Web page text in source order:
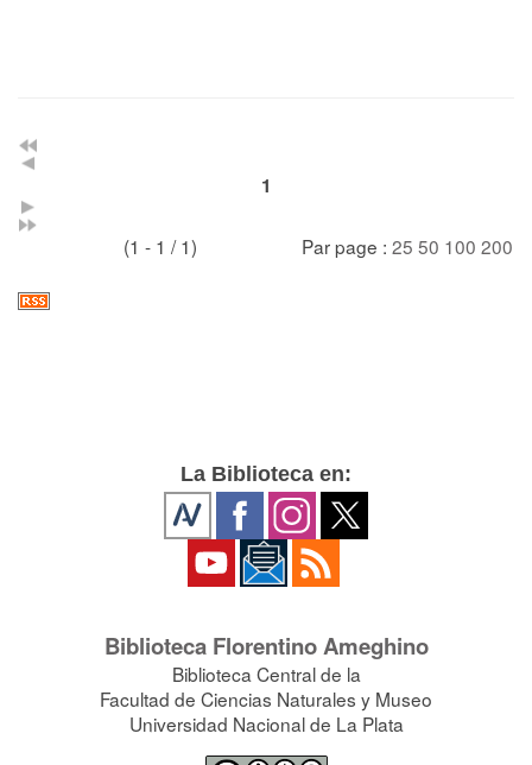
1
(1 - 1 / 1) Par page : 25 50 100 200
La Biblioteca en:
Biblioteca Florentino Ameghino
Biblioteca Central de la
Facultad de Ciencias Naturales y Museo
Universidad Nacional de La Plata